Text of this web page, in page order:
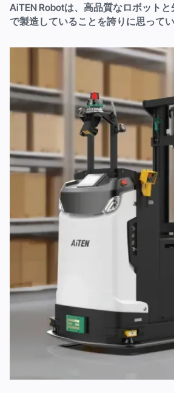
AiTEN Robotは、高品質なロボット
で製造していることを誇りに思ってい